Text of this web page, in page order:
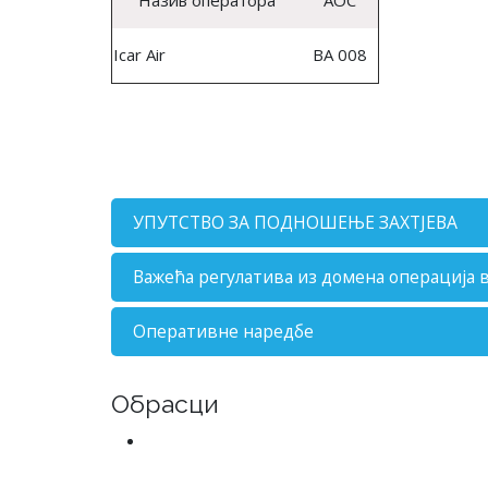
Icar Air BA 008
УПУТСТВО ЗА ПОДНОШЕЊЕ ЗАХТЈЕВА
Важећа регулатива из домена операција
Оперативне наредбе
Обрасци